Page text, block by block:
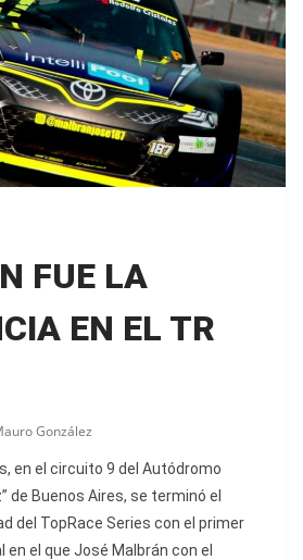
FUE LA
EN EL TR
González
en el circuito 9 del Autódromo
de Buenos Aires, se terminó el
del TopRace Series con el primer
el que José Malbrán con el